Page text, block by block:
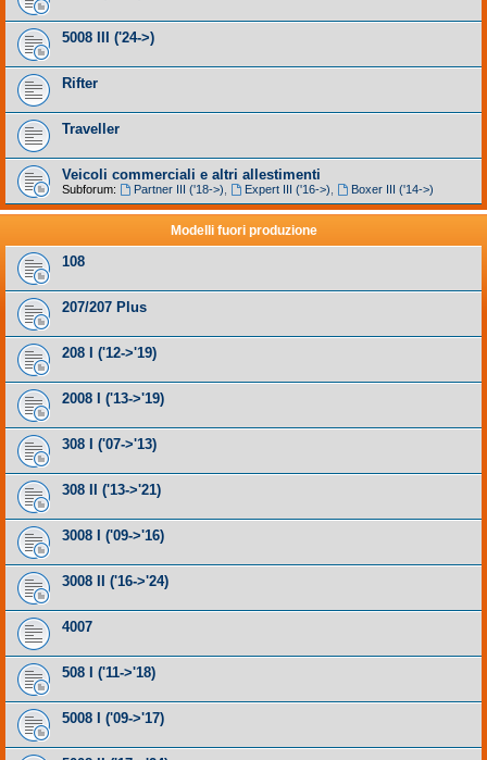
5008 III ('24->)
Rifter
Traveller
Veicoli commerciali e altri allestimenti
Subforum: Partner III ('18->) Expert III ('16->) Boxer III ('14->)
Modelli fuori produzione
108
207/207 Plus
208 I ('12->'19)
2008 I ('13->'19)
308 I ('07->'13)
308 II ('13->'21)
3008 I ('09->'16)
3008 II ('16->'24)
4007
508 I ('11->'18)
5008 I ('09->'17)